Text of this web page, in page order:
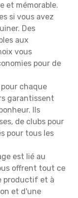
et mémorable.
si vous avez
Des
aux
vous
pour de
chaque
garantissent
Ils
de clubs pour
pour tous les
est lié au
offrent tout ce
productif et à
et d'une